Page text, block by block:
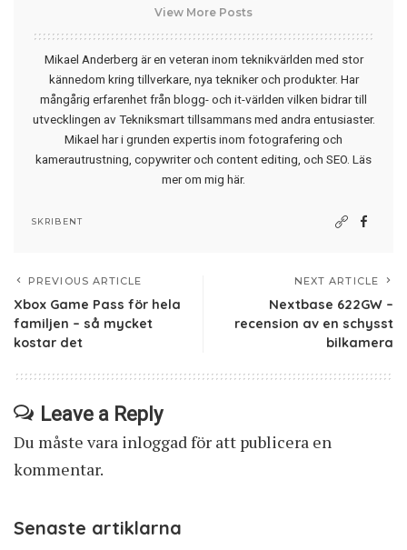
View More Posts
Mikael Anderberg är en veteran inom teknikvärlden med stor
kännedom kring tillverkare, nya tekniker och produkter. Har
mångårig erfarenhet från blogg- och it-världen vilken bidrar till
utvecklingen av Tekniksmart tillsammans med andra entusiaster.
Mikael har i grunden expertis inom fotografering och
kamerautrustning, copywriter och content editing, och SEO. Läs
mer om mig här.
SKRIBENT
PREVIOUS ARTICLE
Xbox Game Pass för hela
familjen – så mycket
kostar det
NEXT ARTICLE
Nextbase 622GW –
recension av en schysst
bilkamera
Leave a Reply
Du måste vara inloggad för att publicera en
kommentar.
Senaste artiklarna